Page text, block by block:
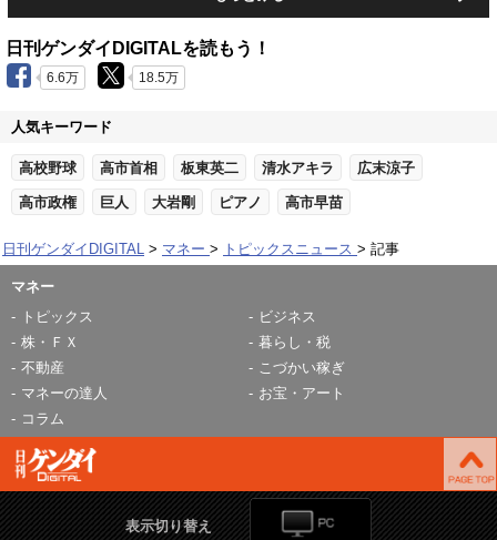
日刊ゲンダイDIGITALを読もう！
6.6万 18.5万
人気キーワード
高校野球 高市首相 板東英二 清水アキラ 広末涼子
高市政権 巨人 大岩剛 ピアノ 高市早苗
日刊ゲンダイDIGITAL マネー トピックスニュース 記事
マネー
トピックス
ビジネス
株・ＦＸ
暮らし・税
不動産
こづかい稼ぎ
マネーの達人
お宝・アート
コラム
表示切り替え